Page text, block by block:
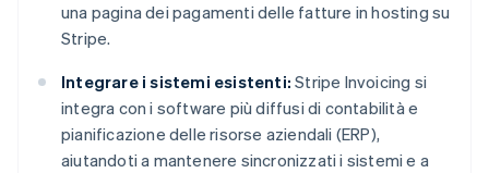
una pagina dei pagamenti delle fatture in hosting su
Stripe.
Integrare i sistemi esistenti: Stripe Invoicing si
integra con i software più diffusi di contabilità e
pianificazione delle risorse aziendali (ERP),
aiutandoti a mantenere sincronizzati i sistemi e a